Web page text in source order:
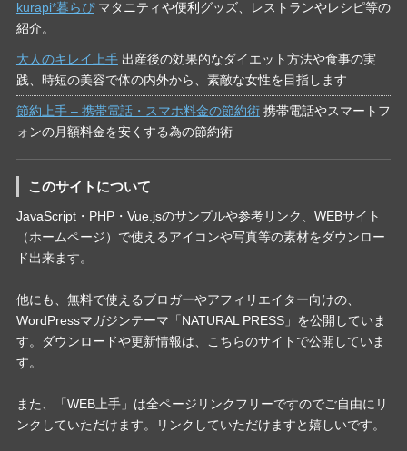
kurapi*暮らぴマタニティや便利グッズ、レストランやレシピ等の
紹介。
大人のキレイ上手出産後の効果的なダイエット方法や食事の実
践、時短の美容で体の内外から、素敵な女性を目指します
節約上手 – 携帯電話・スマホ料金の節約術携帯電話やスマートフ
ォンの月額料金を安くする為の節約術
このサイトについて
JavaScript・PHP・Vue.jsのサンプルや参考リンク、WEBサイト
（ホームページ）で使えるアイコンや写真等の素材をダウンロー
ド出来ます。
他にも、無料で使えるブロガーやアフィリエイター向けの、
WordPressマガジンテーマ「NATURAL PRESS」を公開していま
す。ダウンロードや更新情報は、こちらのサイトで公開していま
す。
また、「WEB上手」は全ページリンクフリーですのでご自由にリ
ンクしていただけます。リンクしていただけますと嬉しいです。